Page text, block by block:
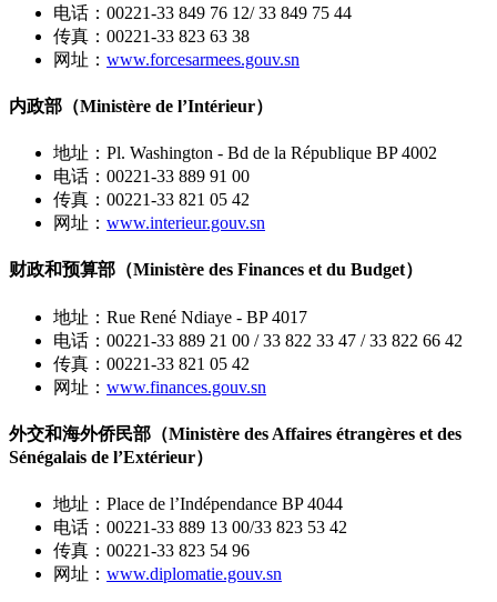
电话：00221-33 849 76 12/ 33 849 75 44
传真：00221-33 823 63 38
网址： www.forcesarmees.gouv.sn
内政部（Ministère de l’Intérieur）
地址：Pl. Washington - Bd de la République BP 4002
电话：00221-33 889 91 00
传真：00221-33 821 05 42
网址： www.interieur.gouv.sn
财政和预算部（Ministère des Finances et du Budget）
地址：Rue René Ndiaye - BP 4017
电话：00221-33 889 21 00 / 33 822 33 47 / 33 822 66 42
传真：00221-33 821 05 42
网址： www.finances.gouv.sn
外交和海外侨民部（Ministère des Affaires étrangères et des
Sénégalais de l’Extérieur）
地址：Place de l’Indépendance BP 4044
电话：00221-33 889 13 00/33 823 53 42
传真：00221-33 823 54 96
网址： www.diplomatie.gouv.sn